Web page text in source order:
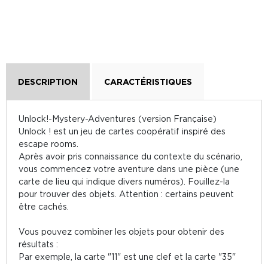
DESCRIPTION CARACTÉRISTIQUES
Unlock!-Mystery-Adventures (version Française)
Unlock ! est un jeu de cartes coopératif inspiré des
escape rooms.
Après avoir pris connaissance du contexte du scénario,
vous commencez votre aventure dans une pièce (une
carte de lieu qui indique divers numéros). Fouillez-la
pour trouver des objets. Attention : certains peuvent
être cachés.
Vous pouvez combiner les objets pour obtenir des
résultats :
Par exemple, la carte "11" est une clef et la carte "35"